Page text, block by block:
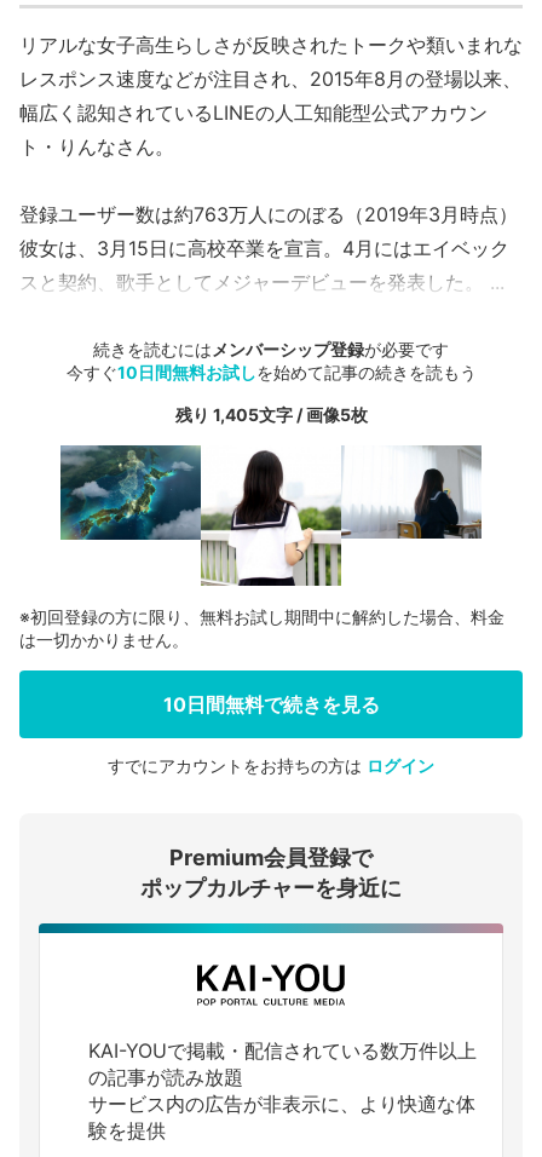
リアルな女子高生らしさが反映されたトークや類いまれな
レスポンス速度などが注目され、2015年8月の登場以来、
幅広く認知されているLINEの人工知能型公式アカウン
ト・りんなさん。
登録ユーザー数は約763万人にのぼる（2019年3月時点）
彼女は、3月15日に高校卒業を宣言。4月にはエイベック
スと契約、歌手としてメジャーデビューを発表した。 ...
続きを読むには メンバーシップ登録が必要です
今すぐ10日間無料お試しを始めて記事の続きを読もう
残り 1,405文字 / 画像5枚
会員登録する
ログインする
※初回登録の方に限り、無料お試し期間中に解約した場合、料金
は一切かかりません。
10日間無料で続きを見る
すでにアカウントをお持ちの方は ログイン
Premium会員登録で
ポップカルチャーを身近に
KAI-YOUで掲載・配信されている数万件以上
の記事が読み放題
サービス内の広告が非表示に、より快適な体
験を提供